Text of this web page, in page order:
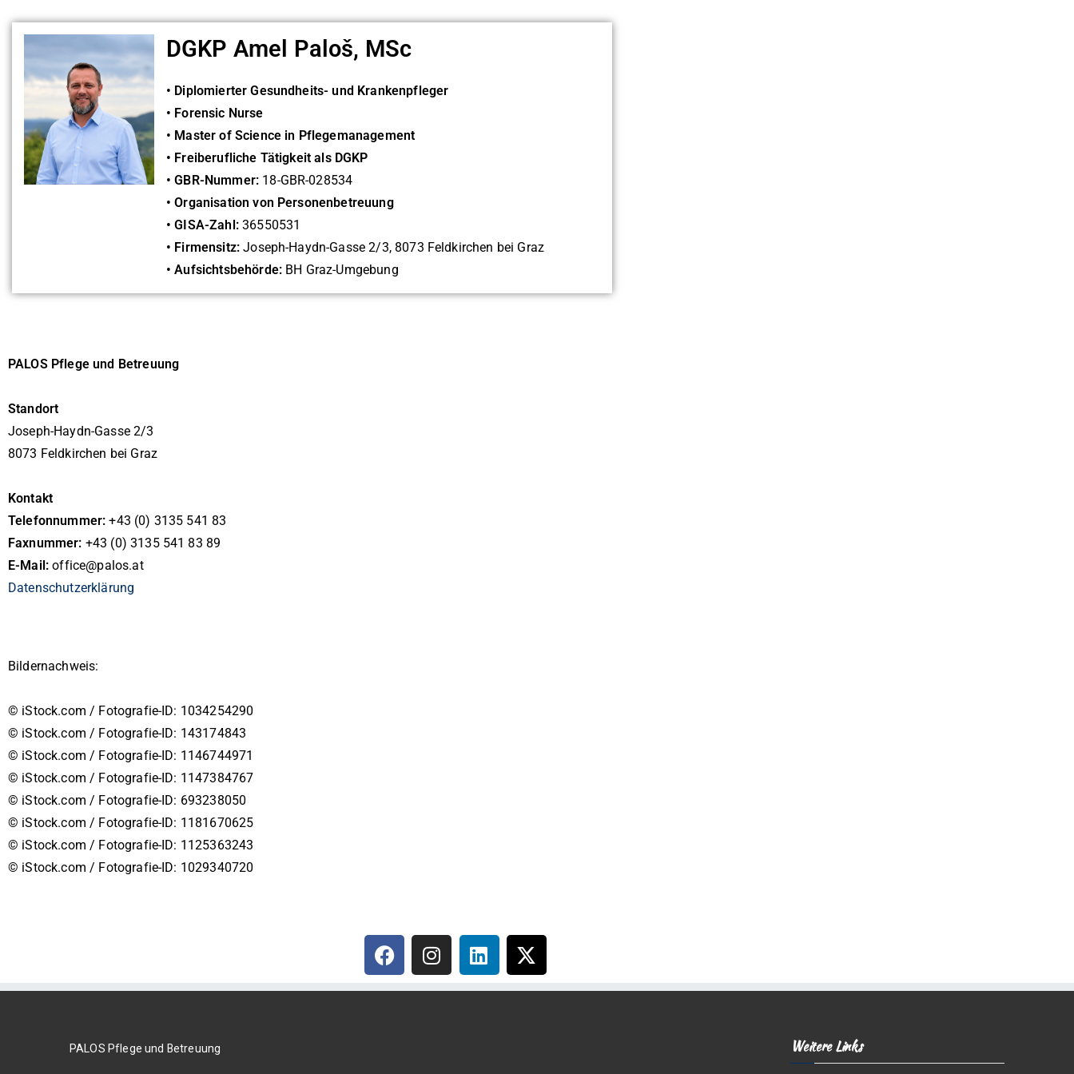
DGKP Amel Paloš, MSc
• Diplomierter Gesundheits- und Krankenpfleger
• Forensic Nurse
• Master of Science in Pflegemanagement
• Freiberufliche Tätigkeit als DGKP
• GBR-Nummer: 18-GBR-028534
• Organisation von Personenbetreuung
• GISA-Zahl:36550531
• Firmensitz: Joseph-Haydn-Gasse 2/3, 8073 Feldkirchen bei Graz
• Aufsichtsbehörde: BH Graz-Umgebung
PALOSPflege und Betreuung
Standort
Joseph-Haydn-Gasse 2/3
8073 Feldkirchen bei Graz
Kontakt
Telefonnummer: +43 (0) 3135 541 83
Faxnummer: +43 (0) 3135 541 83 89
E-Mail: office@palos.at
Datenschutzerklärung
Bildernachweis:
© iStock.com / Fotografie-ID: 1034254290
© iStock.com / Fotografie-ID: 143174843
© iStock.com / Fotografie-ID: 1146744971
© iStock.com / Fotografie-ID: 1147384767
© iStock.com / Fotografie-ID: 693238050
© iStock.com / Fotografie-ID: 1181670625
© iStock.com / Fotografie-ID: 1125363243
© iStock.com / Fotografie-ID: 1029340720
PALOS Pflege und Betreuung Weitere Links